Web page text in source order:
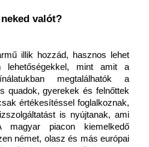
valót?
illik hozzád, hasznos lehet
lehetőségekkel, mint amit a
megtalálhatók a
quadok, gyerekek és felnőttek
értékesítéssel foglalkoznak,
is nyújtanak, ami
magyar piacon kiemelkedő
német, olasz és más európai